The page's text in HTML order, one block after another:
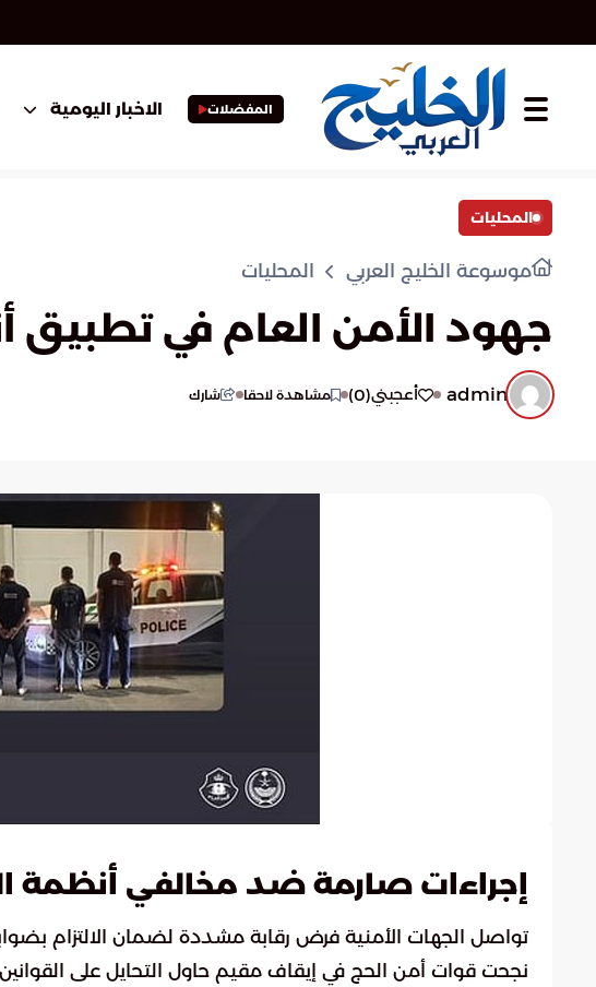
المفضلات الاخبار اليومية
المحليات
موسوعة الخليج العربي المحليات
جهود الأمن العام في تطبيق
admin أعجبني(
0
) مشاهدة لاحقا شارك
إجراءات صارمة ضد مخالفي أنظمة
تواصل الجهات الأمنية فرض رقابة مشددة لضمان الالتزام
نجحت قوات أمن الحج في إيقاف مقيم حاول التحايل على